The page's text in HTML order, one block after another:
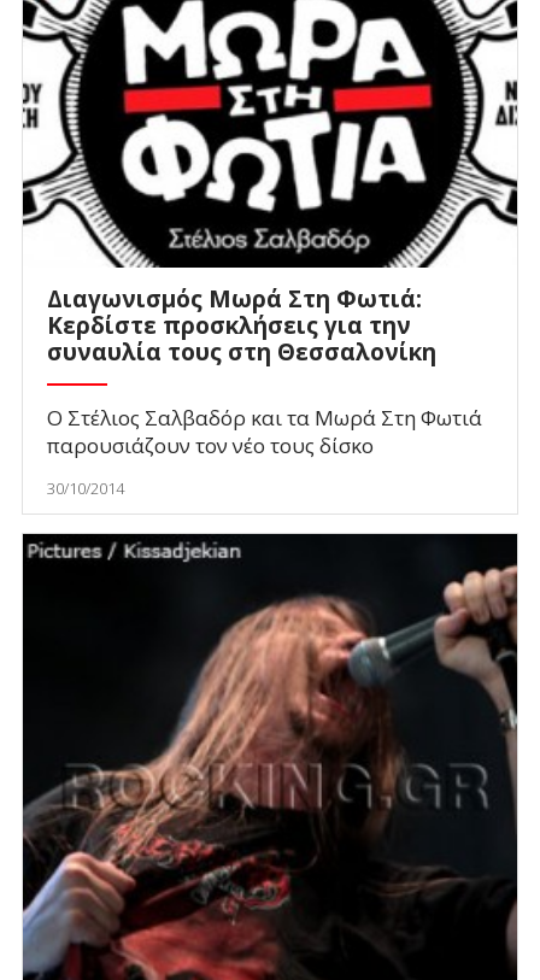
Διαγωνισμός Μωρά Στη Φωτιά:
Κερδίστε προσκλήσεις για την
συναυλία τους στη Θεσσαλονίκη
Ο Στέλιος Σαλβαδόρ και τα Μωρά Στη Φωτιά
παρουσιάζουν τον νέο τους δίσκο
30/10/2014